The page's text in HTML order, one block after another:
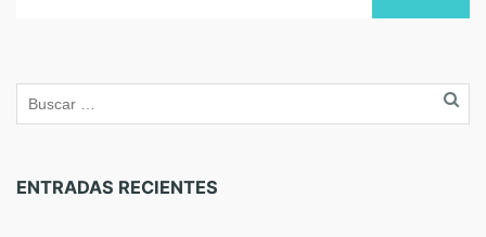
ENTRADAS RECIENTES